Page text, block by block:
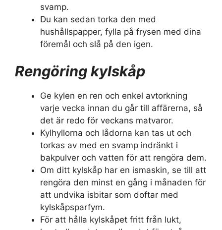
svamp.
Du kan sedan torka den med
hushållspapper, fylla på frysen med dina
föremål och slå på den igen.
Rengöring kylskåp
Ge kylen en ren och enkel avtorkning
varje vecka innan du går till affärerna, så
det är redo för veckans matvaror.
Kylhyllorna och lådorna kan tas ut och
torkas av med en svamp indränkt i
bakpulver och vatten för att rengöra dem.
Om ditt kylskåp har en ismaskin, se till att
rengöra den minst en gång i månaden för
att undvika isbitar som doftar med
kylskåpsparfym.
För att hålla kylskåpet fritt från lukt,